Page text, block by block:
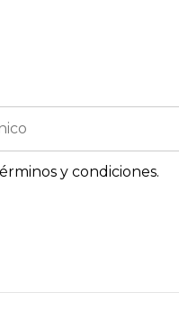
y condiciones.